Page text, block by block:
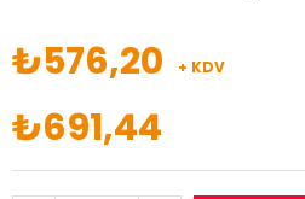
₺576,20 + KDV
₺691,44